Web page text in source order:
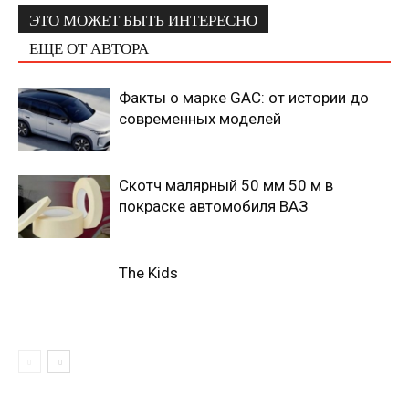
ЭТО МОЖЕТ БЫТЬ ИНТЕРЕСНО
ЕЩЕ ОТ АВТОРА
Факты о марке GAC: от истории до
современных моделей
Скотч малярный 50 мм 50 м в
покраске автомобиля ВАЗ
The Kids